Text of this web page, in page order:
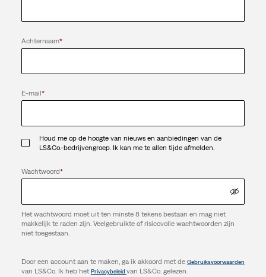
Achternaam*
E-mail*
Houd me op de hoogte van nieuws en aanbiedingen van de
LS&Co.-bedrijvengroep. Ik kan me te allen tijde afmelden.
Wachtwoord*
Het wachtwoord moet uit ten minste 8 tekens bestaan en mag niet
makkelijk te raden zijn. Veelgebruikte of risicovolle wachtwoorden zijn
niet toegestaan.
Door een account aan te maken, ga ik akkoord met de Gebruiksvoorwaarden
van LS&Co. Ik heb hetPrivacybeleid van LS&Co. gelezen.